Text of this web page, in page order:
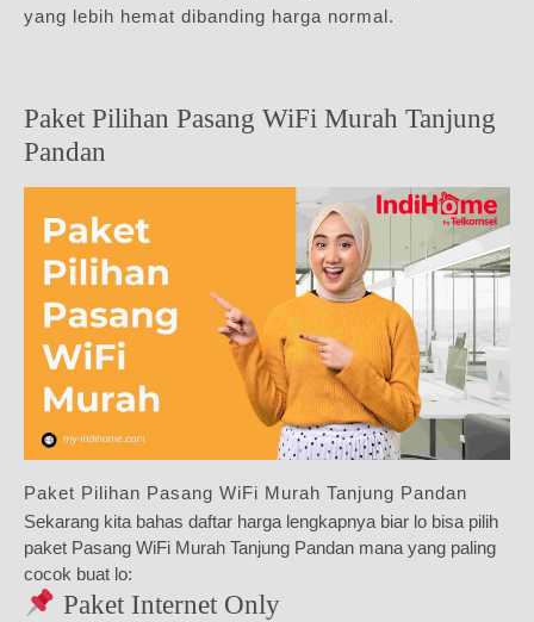
yang lebih hemat dibanding harga normal.
Paket Pilihan Pasang WiFi Murah Tanjung
Pandan
Paket Pilihan Pasang WiFi Murah Tanjung Pandan
Sekarang kita bahas daftar harga lengkapnya biar lo bisa pilih
paket Pasang WiFi Murah Tanjung Pandan mana yang paling
cocok buat lo:
Paket Internet Only